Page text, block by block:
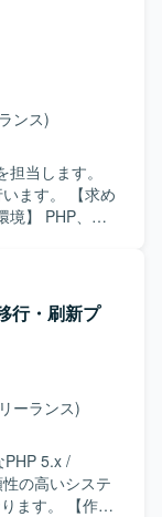
ンス)
【求め
行・刷新プ
ーランス)
PHP 5.x /
の高いシステ
【作業